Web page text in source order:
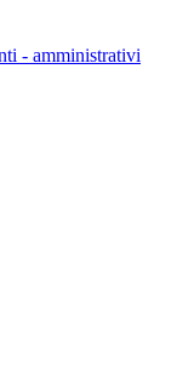
- amministrativi